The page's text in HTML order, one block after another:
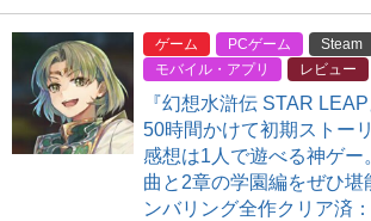
ゲーム PCゲーム
Steam
モバイル・アプリ
レビュー
『幻想水滸伝 STAR
50時間かけて初期ストー
感想は1人で遊べる神ゲー
曲と2章の学園編をぜひ堪
ンバリング全作クリア済